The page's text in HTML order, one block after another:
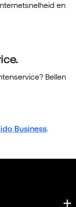
en
Bellen
Business.